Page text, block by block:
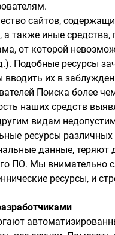
сайтов,
, а также иные
от которой
Подобные ресурсы
их в
Поиска более
наших средств
видам
ресурсы различных
данные, теряют
ПО. Мы
ресурсы, и